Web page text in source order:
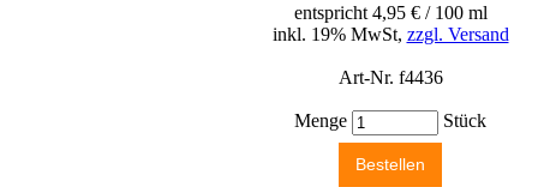
entspricht 4,95 € / 100 ml
inkl. 19% MwSt, zzgl. Versand
Art-Nr. f4436
Menge Stück